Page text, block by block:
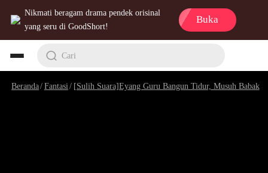
Nikmati beragam drama pendek orisinal
yang seru di GoodShort!
Buka
Cari
Beranda/Fantasi / [Sulih Suara]Eyang Guru Bangun Tidur, Musuh Babak Belur